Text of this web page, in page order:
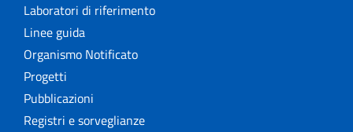
Laboratori di riferimento
Linee guida
Organismo Notificato
Progetti
Pubblicazioni
Registri e sorveglianze